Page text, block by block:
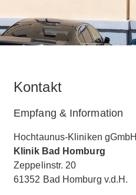
Kontakt
Empfang & Information
Hochtaunus-Kliniken gGmbH
Klinik Bad Homburg
Zeppelinstr. 20
61352 Bad Homburg v.d.H.